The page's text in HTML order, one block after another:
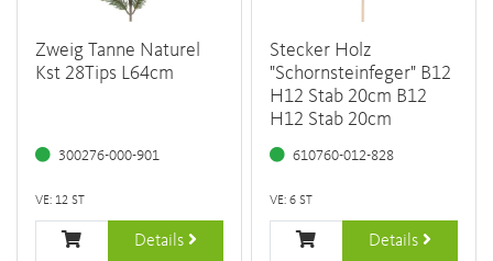
Zweig Tanne Naturel
Kst 28Tips L64cm
300276-000-901
VE: 12 ST
Details
Stecker Holz
"Schornsteinfeger" B12
H12 Stab 20cm B12
H12 Stab 20cm
610760-012-828
VE: 6 ST
Details